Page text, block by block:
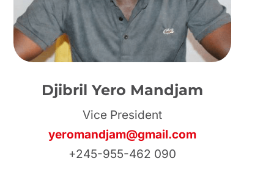
Djibril Yero Mandjam
Vice President
yeromandjam@gmail.com
+245-955-462 090